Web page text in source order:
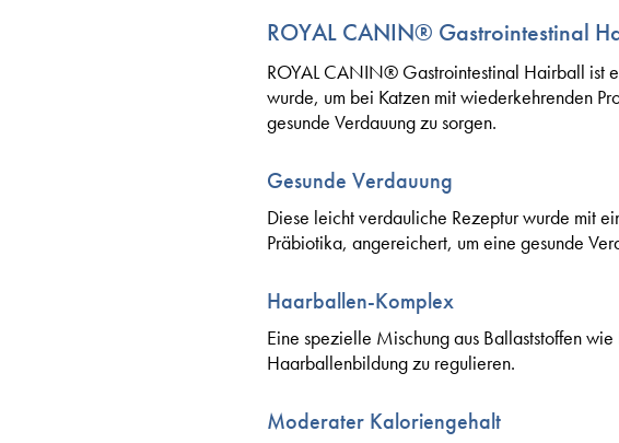
ROYAL CANIN® Gastrointestinal
ROYAL CANIN® Gastrointestinal Hairball ist
wurde, um bei Katzen mit wiederkehrenden
gesunde Verdauung zu sorgen.
Gesunde Verdauung
Diese leicht verdauliche Rezeptur wurde mit
Präbiotika, angereichert, um eine gesunde
Haarballen-Komplex
Eine spezielle Mischung aus Ballaststoffen
Haarballenbildung zu regulieren.
Moderater Kaloriengehalt